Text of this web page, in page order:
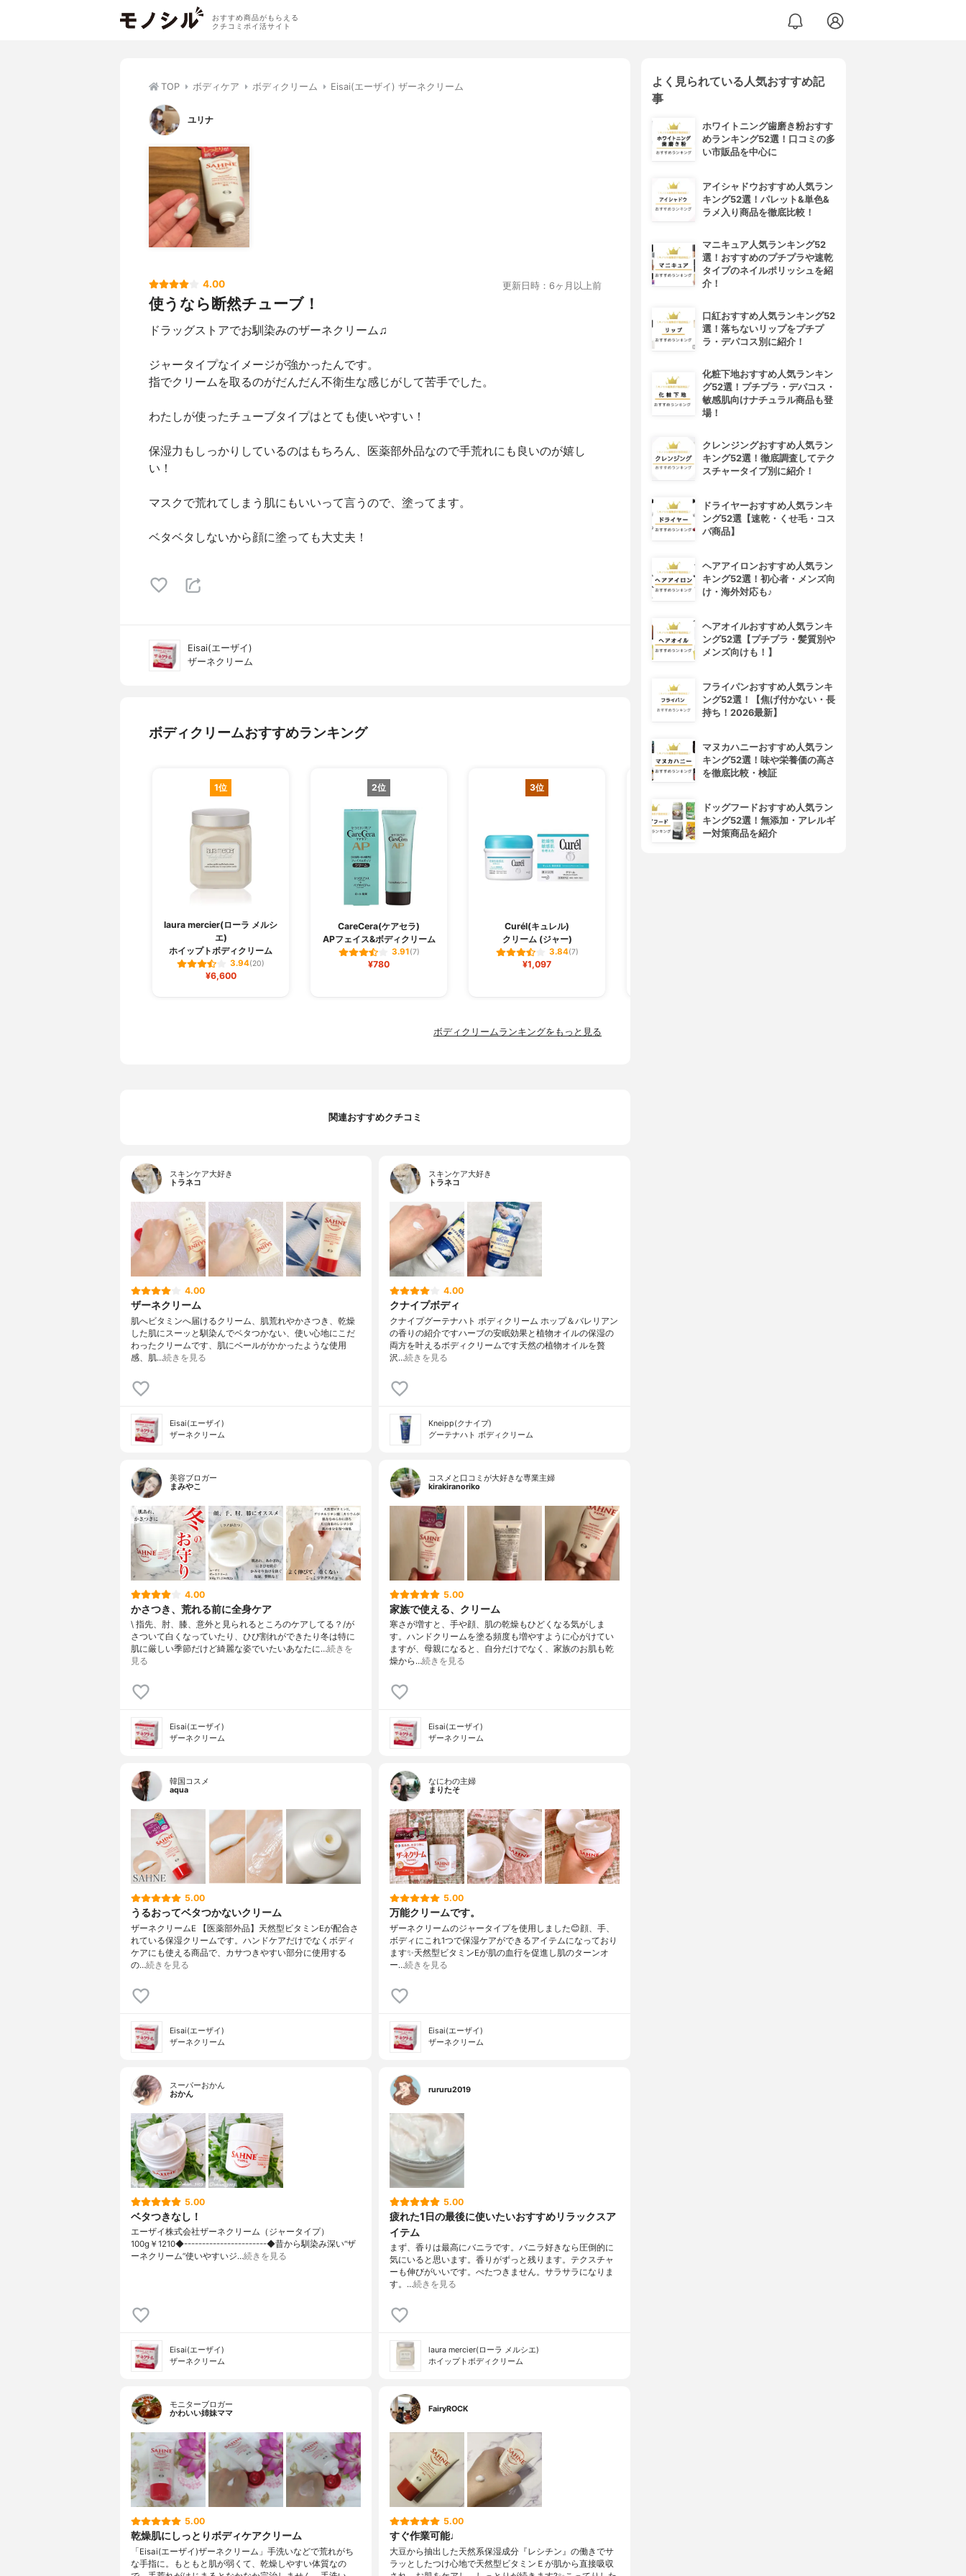
おすすめ商品がもらえる
クチコミポイ活サイト
TOP ボディケア ボディクリーム Eisai(エーザイ) ザーネクリーム
ユリナ
4.00 更新日時：6ヶ月以上前
使うなら断然チューブ！
ドラッグストアでお馴染みのザーネクリーム♫
ジャータイプなイメージが強かったんです。
指でクリームを取るのがだんだん不衛生な感じがして苦手でした。
わたしが使ったチューブタイプはとても使いやすい！
保湿力もしっかりしているのはもちろん、医薬部外品なので手荒れにも良いのが嬉し
い！
マスクで荒れてしまう肌にもいいって言うので、塗ってます。
ベタベタしないから顔に塗っても大丈夫！
Eisai(エーザイ)
ザーネクリーム
ボディクリームおすすめランキング
1位
laura mercier(ローラ メルシ
エ)
ホイップトボディクリーム
3.94(20)
¥6,600
2位
CareCera(ケアセラ)
APフェイス&ボディクリーム
3.91(7)
¥780
3位
Curél(キュレル)
クリーム (ジャー)
3.84(7)
¥1,097
ボディクリームランキングをもっと見る
関連おすすめクチコミ
スキンケア大好き
トラネコ
4.00
ザーネクリーム
肌へビタミンへ届けるクリーム、肌荒れやかさつき、乾燥
した肌にスーッと馴染んでベタつかない、使い心地にこだ
わったクリームです、肌にベールがかかったような使用
感、肌…続きを見る
Eisai(エーザイ)
ザーネクリーム
スキンケア大好き
トラネコ
4.00
クナイプボディ
クナイプグーテナハト ボディクリーム ホップ＆バレリアン
の香りの紹介ですハーブの安眠効果と植物オイルの保湿の
両方を叶えるボディクリームです天然の植物オイルを贅
沢…続きを見る
Kneipp(クナイプ)
グーテナハト ボディクリーム
美容ブロガー
まみやこ
4.00
かさつき、荒れる前に全身ケア
\ 指先、肘、膝、意外と見られるところのケアしてる？/⁡⁡が
さついて白くなっていたり、ひび割れができたり冬は特に
肌に厳しい季節⁡だけど綺麗な姿でいたいあなたに⁡…続きを
見る
Eisai(エーザイ)
ザーネクリーム
コスメと口コミが大好きな専業主婦
kirakiranoriko
5.00
家族で使える、クリーム
寒さが増すと、手や顔、肌の乾燥もひどくなる気がしま
す。ハンドクリームを塗る頻度も増やすように心がけてい
ますが、母親になると、自分だけでなく、家族のお肌も乾
燥から…続きを見る
Eisai(エーザイ)
ザーネクリーム
韓国コスメ
aqua
5.00
うるおってベタつかないクリーム
ザーネクリームE 【医薬部外品】天然型ビタミンEが配合さ
れている保湿クリームです。ハンドケアだけでなくボディ
ケアにも使える商品で、カサつきやすい部分に使用する
の…続きを見る
Eisai(エーザイ)
ザーネクリーム
なにわの主婦
まりたそ
5.00
万能クリームです。
ザーネクリームのジャータイプを使用しました😊顔、手、
ボディにこれ1つで保湿ケアができるアイテムになっており
ます✨天然型ビタミンEが肌の血行を促進し肌のターンオ
ー…続きを見る
Eisai(エーザイ)
ザーネクリーム
スーパーおかん
おかん
5.00
ベタつきなし！
エーザイ株式会社ザーネクリーム（ジャータイプ）
100g￥1210◆-----------------------◆昔から馴染み深い“ザ
ーネクリーム”使いやすいジ…続きを見る
Eisai(エーザイ)
ザーネクリーム
rururu2019
5.00
疲れた1日の最後に使いたいおすすめリラックスア
イテム
まず、香りは最高にバニラです。バニラ好きなら圧倒的に
気にいると思います。香りがずっと残ります。テクスチャ
ーも伸びがいいです。べたつきません。サラサラになりま
す。…続きを見る
laura mercier(ローラ メルシエ)
ホイップトボディクリーム
モニターブロガー
かわいい姉妹ママ
5.00
乾燥肌にしっとりボディケアクリーム
「Eisai(エーザイ)ザーネクリーム」手洗いなどで荒れがち
な手指に。もともと肌が弱くて、乾燥しやすい体質なの
FairyROCK
5.00
すぐ作業可能♩
大豆から抽出した天然系保湿成分『レシチン』の働きでサ
ラッとしたつけ心地で天然型ビタミンＥが肌から直接吸収
よく見られている人気おすすめ記
事
ホワイトニング歯磨き粉おすす
めランキング52選！口コミの多
い市販品を中心に
アイシャドウおすすめ人気ラン
キング52選！パレット&単色&
ラメ入り商品を徹底比較！
マニキュア人気ランキング52
選！おすすめのプチプラや速乾
タイプのネイルポリッシュを紹
介！
口紅おすすめ人気ランキング52
選！落ちないリップをプチプ
ラ・デパコス別に紹介！
化粧下地おすすめ人気ランキン
グ52選！プチプラ・デパコス・
敏感肌向けナチュラル商品も登
場！
クレンジングおすすめ人気ラン
キング52選！徹底調査してテク
スチャータイプ別に紹介！
ドライヤーおすすめ人気ランキ
ング52選【速乾・くせ毛・コス
パ商品】
ヘアアイロンおすすめ人気ラン
キング52選！初心者・メンズ向
け・海外対応も♪
ヘアオイルおすすめ人気ランキ
ング52選【プチプラ・髪質別や
メンズ向けも！】
フライパンおすすめ人気ランキ
ング52選！【焦げ付かない・長
持ち！2026最新】
マヌカハニーおすすめ人気ラン
キング52選！味や栄養価の高さ
を徹底比較・検証
ドッグフードおすすめ人気ラン
キング52選！無添加・アレルギ
ー対策商品を紹介